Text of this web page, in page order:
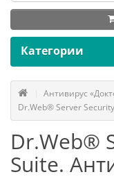
Категории
Антивирус
Dr.Web® Server
Dr.Web®
Suite.